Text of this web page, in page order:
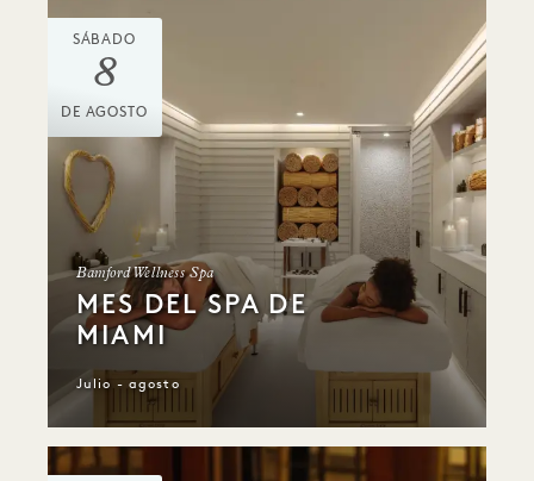
SÁBADO
8
DE AGOSTO
Bamford Wellness Spa
MES DEL SPA DE
MIAMI
Julio - agosto